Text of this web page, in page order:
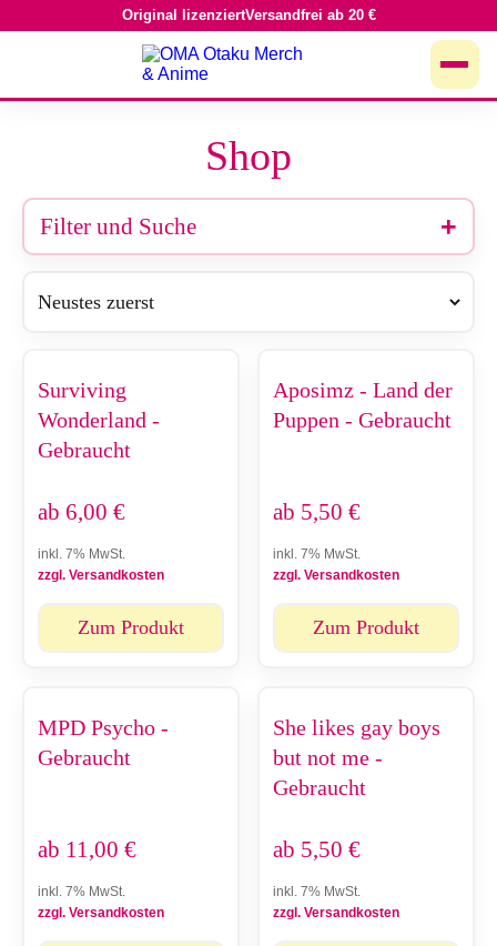
Inhalt
Original lizenziertVersandfrei ab 20 €
Shop
Filter und Suche
Surviving
Wonderland -
Gebraucht
ab 6,00 €
inkl. 7% MwSt.
zzgl. Versandkosten
Zum Produkt
Aposimz - Land der
Puppen - Gebraucht
ab 5,50 €
inkl. 7% MwSt.
zzgl. Versandkosten
Zum Produkt
MPD Psycho -
Gebraucht
ab 11,00 €
inkl. 7% MwSt.
zzgl. Versandkosten
She likes gay boys
but not me -
Gebraucht
ab 5,50 €
inkl. 7% MwSt.
zzgl. Versandkosten